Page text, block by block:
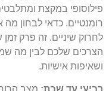
פילוסופי במקצת
רומנטיים. כדאי לבחון
לחרוק שיניים. זה פרק
הצרכים שלכם לבין מה
ושאיפות אישיות.
רביעי עד שבת: מצב